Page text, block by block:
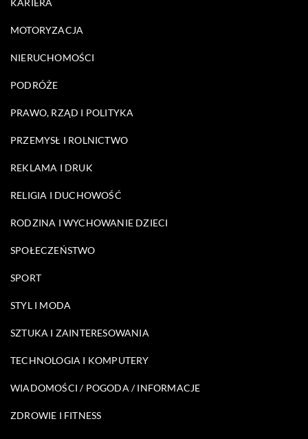
KARIERA
MOTORYZACJA
NIERUCHOMOŚCI
PODRÓŻE
PRAWO, RZĄD I POLITYKA
PRZEMYSŁ I ROLNICTWO
REKLAMA I DRUK
RELIGIA I DUCHOWOŚĆ
RODZINA I WYCHOWANIE DZIECI
SPOŁECZEŃSTWO
SPORT
STYL I MODA
SZTUKA I ZAINTERESOWANIA
TECHNOLOGIA I KOMPUTERY
WIADOMOŚCI / POGODA / INFORMACJE
ZDROWIE I FITNESS